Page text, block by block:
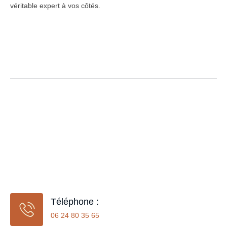
véritable expert à vos côtés.
Téléphone :
06 24 80 35 65